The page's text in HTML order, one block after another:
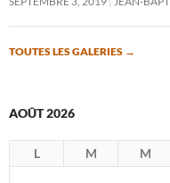
TOUTES LES GALERIES →
AOÛT 2026
L M M